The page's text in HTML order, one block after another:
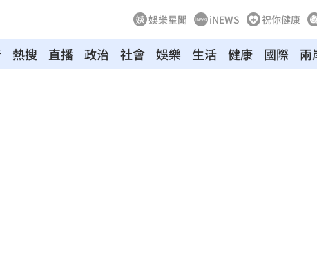
娛樂星聞 iNEWS 祝你健康
熱搜 直播 政治 社會 娛樂 生活 健康 國際 兩
19:16